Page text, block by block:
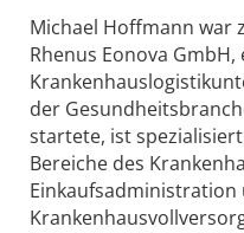
Michael Hoffmann war
Rhenus Eonova
der
startete, ist
Bereiche des
Einkaufsadministration